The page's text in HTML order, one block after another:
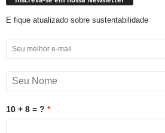
E fique atualizado sobre sustentabilidade
10 + 8 = ?